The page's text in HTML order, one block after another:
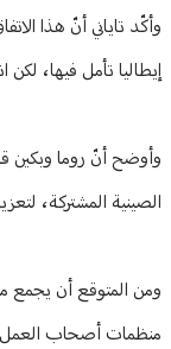
وأكّد تاياني أنّ هذا
إيطاليا تأمل فيها،
وأوضح أنّ روما وبكين
الصينية المشتركة،
ومن المتوقع أن يجمع
منظمات أصحاب العمل